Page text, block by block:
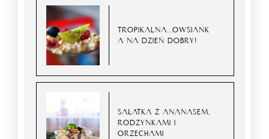
TROPIKALNA...OWSIANK
A NA DZIEŃ DOBRY!
SAŁATKA Z ANANASEM,
RODZYNKAMI I
ORZECHAMI